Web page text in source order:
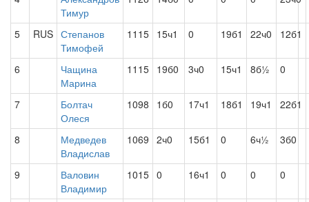
Тимур
5 RUS Степанов
Тимофей
1115 15ч1 0 19б1 22ч0 12б1
6
Чащина
Марина
1115 19б0 3ч0 15ч1 8б½ 0
7
Болтач
Олеся
1098 1б0 17ч1 18б1 19ч1 22б1
8
Медведев
Владислав
1069 2ч0 15б1 0 6ч½ 3б0
9
Валовин
Владимир
1015 0 16ч1 0 0 0